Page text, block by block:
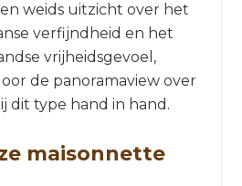
weids uitzicht over het
verfijndheid en het
vrijheidsgevoel,
de panoramaview over
dit type hand in hand.
maisonnette